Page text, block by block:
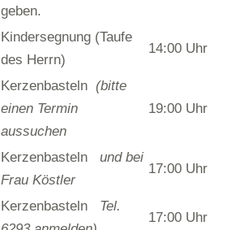
geben.
Kindersegnung (Taufe
des Herrn)
14:00 Uhr
Kerzenbasteln (bitte
einen Termin
aussuchen
19:00 Uhr
Kerzenbasteln und bei
Frau Köstler
17:00 Uhr
Kerzenbasteln Tel.
17:00 Uhr